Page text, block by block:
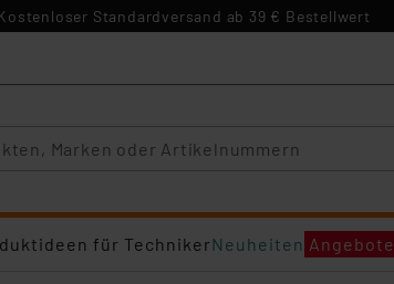
Standardversand ab 39 € Bestellwert
für TechnikerNeuheiten Angebote